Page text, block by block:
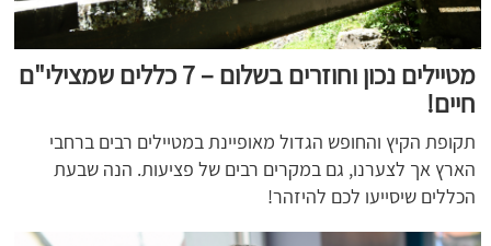
מטיילים נכון וחוזרים בשלום – 7 כללים שמצילי"ם
חיים!
תקופת הקיץ והחופש הגדול מאופיינת במטיילים רבים ברחבי
הארץ אך לצערנו, גם במקרים רבים של פציעות. הנה שבעת
הכללים שיסייעו לכם להיזהר!